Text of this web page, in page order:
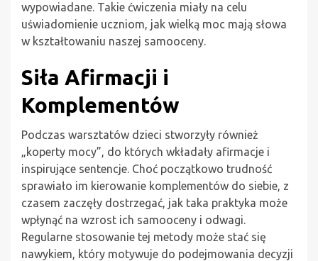
wypowiadane. Takie ćwiczenia miały na celu
uświadomienie uczniom, jak wielką moc mają słowa
w kształtowaniu naszej samooceny.
Siła Afirmacji i
Komplementów
Podczas warsztatów dzieci stworzyły również
„koperty mocy”, do których wkładały afirmacje i
inspirujące sentencje. Choć początkowo trudność
sprawiało im kierowanie komplementów do siebie, z
czasem zaczęły dostrzegać, jak taka praktyka może
wpłynąć na wzrost ich samooceny i odwagi.
Regularne stosowanie tej metody może stać się
nawykiem, który motywuje do podejmowania decyzji